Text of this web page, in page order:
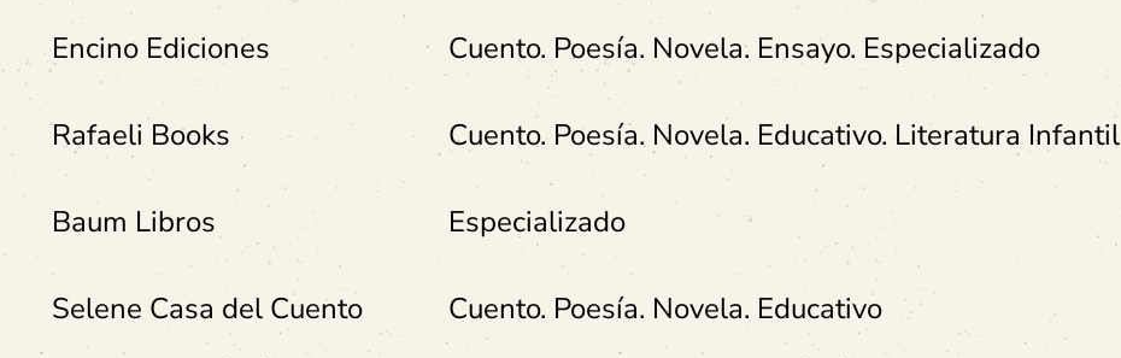
Encino Ediciones Cuento. Poesía. Novela. Ensayo. Especializado
Rafaeli Books Cuento. Poesía. Novela. Educativo. Literatura Infantil
Baum Libros Especializado
Selene Casa del Cuento Cuento. Poesía. Novela. Educativo